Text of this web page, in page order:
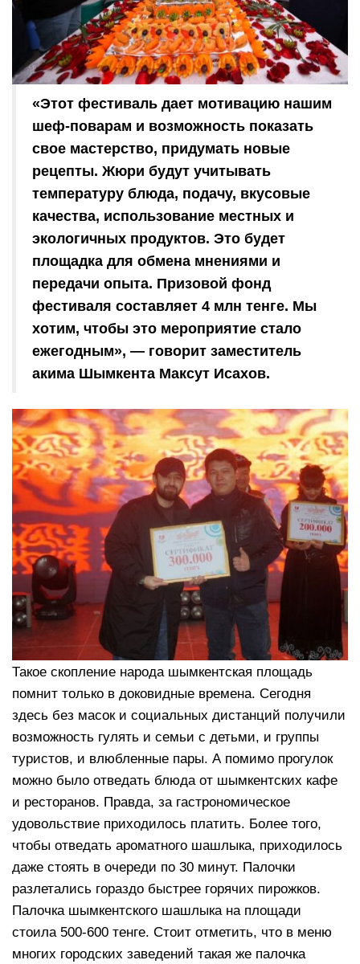
«Этот фестиваль дает мотивацию нашим
шеф-поварам и возможность показать
свое мастерство, придумать новые
рецепты. Жюри будут учитывать
температуру блюда, подачу, вкусовые
качества, использование местных и
экологичных продуктов. Это будет
площадка для обмена мнениями и
передачи опыта. Призовой фонд
фестиваля составляет 4 млн тенге. Мы
хотим, чтобы это мероприятие стало
ежегодным», — говорит заместитель
акима Шымкента Максут Исахов.
Такое скопление народа шымкентская площадь
помнит только в доковидные времена. Сегодня
здесь без масок и социальных дистанций получили
возможность гулять и семьи с детьми, и группы
туристов, и влюбленные пары. А помимо прогулок
можно было отведать блюда от шымкентских кафе
и ресторанов. Правда, за гастрономическое
удовольствие приходилось платить. Более того,
чтобы отведать ароматного шашлыка, приходилось
даже стоять в очереди по 30 минут. Палочки
разлетались гораздо быстрее горячих пирожков.
Палочка шымкентского шашлыка на площади
стоила 500-600 тенге. Стоит отметить, что в меню
многих городских заведений такая же палочка